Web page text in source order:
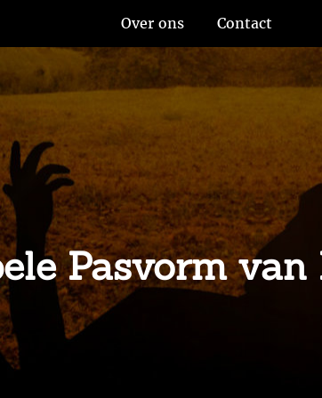
Over ons Contact
Pasvorm